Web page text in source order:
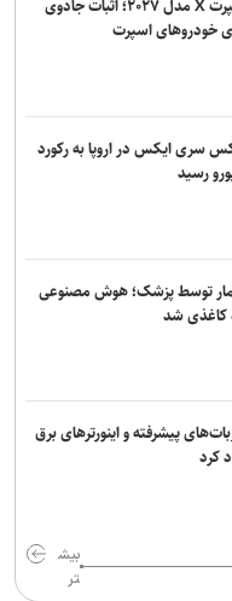
ماندنی شد
به ایران نمی‌آیم
آزاد و پنجره تیم بانوان
کوروت گرند اسپرت X مدل ۲۰۲۷؛ اثبات جادوی
خودروهای اسپرت
سری ایکس در اروپا به رکورد
توسط پزشک؛ هوش مصنوعی
کاغذی شد
پیشرفته و اینورترهای برق
کرد
بیش
تر